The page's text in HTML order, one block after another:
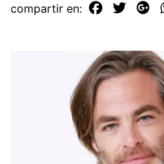
compartir en: